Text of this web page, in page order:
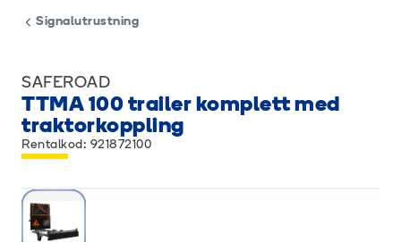
Signalutrustning
SAFEROAD
TTMA 100 trailer komplett med
traktorkoppling
Rentalkod: 921872100